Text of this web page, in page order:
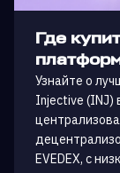
Где
Узнайте о
Injective (INJ)
EVEDEX, с